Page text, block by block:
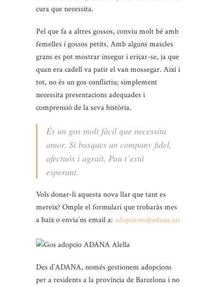
cura que necessita.
Pel que fa a altres gossos, conviu molt bé amb
femelles i gossos petits. Amb alguns mascles
grans es pot mostrar insegur i eriçar-se, ja que
quan era cadell va patir el van mossegar. Així i
tot, no és un gos conflictiu; simplement
necessita presentacions adequades i
comprensió de la seva història.
És un gos molt fàcil que necessita
amor. Si busques un company fidel,
afectuós i agraït, Pau t’està
esperant.
Vols donar-li aquesta nova llar que tant es
mereix? Omple el formulari que trobaràs mes
a baix o envia’ns email a: adopcions@adana.cat
Des d’ADANA, només gestionem adopcions
per a residents a la província de Barcelona i no